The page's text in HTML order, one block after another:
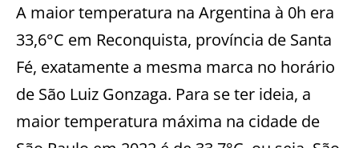
A maior temperatura na Argentina à 0h era
33,6°C em Reconquista, província de Santa
Fé, exatamente a mesma marca no horário
de São Luiz Gonzaga. Para se ter ideia, a
maior temperatura máxima na cidade de